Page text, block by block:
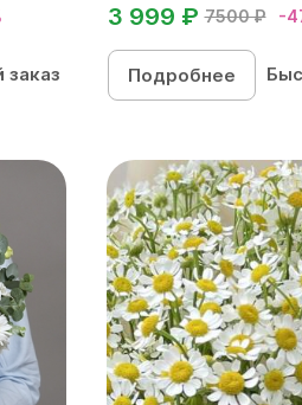
7500 ₽ -
3 999 ₽
Подробнее